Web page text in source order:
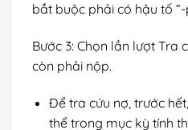
bắt buộc phải có hậu tố “-
Bước 3: Chọn lần lượt Tra
còn phải nộp.
Để tra cứu nợ, trước
thể trong mục kỳ tính